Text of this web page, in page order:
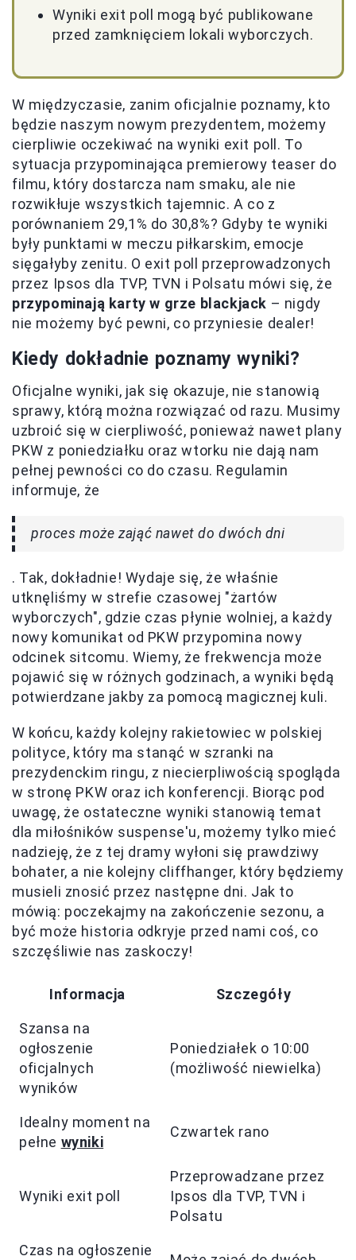
Wyniki exit poll mogą być publikowane
przed zamknięciem lokali wyborczych.
W międzyczasie, zanim oficjalnie poznamy, kto
będzie naszym nowym prezydentem, możemy
cierpliwie oczekiwać na wyniki exit poll. To
sytuacja przypominająca premierowy teaser do
filmu, który dostarcza nam smaku, ale nie
rozwikłuje wszystkich tajemnic. A co z
porównaniem 29,1% do 30,8%? Gdyby te wyniki
były punktami w meczu piłkarskim, emocje
sięgałyby zenitu. O exit poll przeprowadzonych
przez Ipsos dla TVP, TVN i Polsatu mówi się, że
przypominają karty w grze blackjack – nigdy
nie możemy być pewni, co przyniesie dealer!
Kiedy dokładnie poznamy wyniki?
Oficjalne wyniki, jak się okazuje, nie stanowią
sprawy, którą można rozwiązać od razu. Musimy
uzbroić się w cierpliwość, ponieważ nawet plany
PKW z poniedziałku oraz wtorku nie dają nam
pełnej pewności co do czasu. Regulamin
informuje, że
proces może zająć nawet do dwóch dni
. Tak, dokładnie! Wydaje się, że właśnie
utknęliśmy w strefie czasowej "żartów
wyborczych", gdzie czas płynie wolniej, a każdy
nowy komunikat od PKW przypomina nowy
odcinek sitcomu. Wiemy, że frekwencja może
pojawić się w różnych godzinach, a wyniki będą
potwierdzane jakby za pomocą magicznej kuli.
W końcu, każdy kolejny rakietowiec w polskiej
polityce, który ma stanąć w szranki na
prezydenckim ringu, z niecierpliwością spogląda
w stronę PKW oraz ich konferencji. Biorąc pod
uwagę, że ostateczne wyniki stanowią temat
dla miłośników suspense'u, możemy tylko mieć
nadzieję, że z tej dramy wyłoni się prawdziwy
bohater, a nie kolejny cliffhanger, który będziemy
musieli znosić przez następne dni. Jak to
mówią: poczekajmy na zakończenie sezonu, a
być może historia odkryje przed nami coś, co
szczęśliwie nas zaskoczy!
Informacja Szczegóły
Szansa na
ogłoszenie
oficjalnych
wyników
Poniedziałek o 10:00
(możliwość niewielka)
Idealny moment na
pełne wyniki
Czwartek rano
Wyniki exit poll
Przeprowadzane przez
Ipsos dla TVP, TVN i
Polsatu
Czas na ogłoszenie